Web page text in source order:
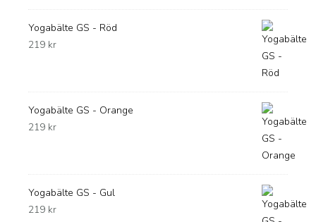
Yogabälte GS - Röd
219 kr
Yogabälte GS - Orange
219 kr
Yogabälte GS - Gul
219 kr